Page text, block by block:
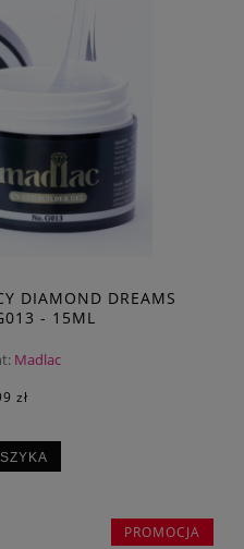
DIAMOND DREAMS
- 15ML
Madlac
zł
PROMOCJA